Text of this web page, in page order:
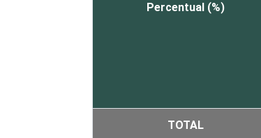
Percentual (%)
TOTAL